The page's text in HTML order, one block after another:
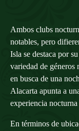
Ambos clubs
notables, pero
Isla se destaca por
variedad de géneros
en busca de una
Alacarta apunta a
experiencia
En términos de